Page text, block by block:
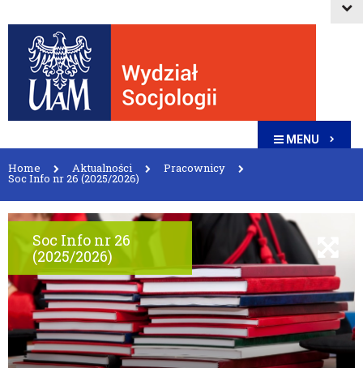
MENU
Home Aktualności Pracownicy
Soc Info nr 26 (2025/2026)
Soc Info nr 26
(2025/2026)